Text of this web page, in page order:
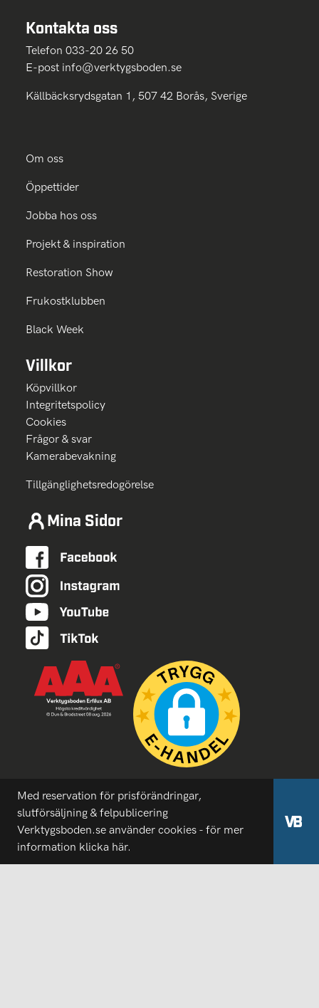
Kontakta oss
Telefon 033-20 26 50
E-post info@verktygsboden.se
Källbäcksrydsgatan 1, 507 42 Borås, Sverige
Om oss
Öppettider
Jobba hos oss
Projekt & inspiration
Restoration Show
Frukostklubben
Black Week
Villkor
Köpvillkor
Integritetspolicy
Cookies
Frågor & svar
Kamerabevakning
Tillgänglighetsredogörelse
Mina Sidor
Med reservation för prisförändringar,
slutförsäljning & felpublicering
Verktygsboden.se använder cookies - för mer
information klicka här.